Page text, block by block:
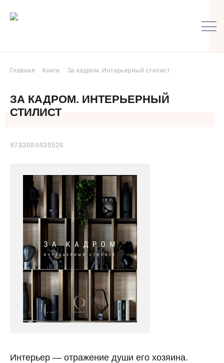
Главная Книги За кадром. Интерьерный стилист
ЗА КАДРОМ. ИНТЕРЬЕРНЫЙ
СТИЛИСТ
9782080430526
Интерьер — отражение души его хозяина.